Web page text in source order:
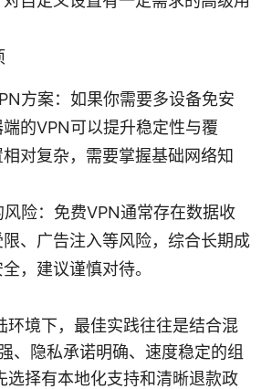
方案：如果你需要多设备免安
的VPN可以提升稳定性与覆
对复杂，需要掌握基础网络知
风险：免费VPN通常存在数据收
、广告注入等风险，综合长期成
，建议谨慎对待。
环境下，最佳实践往往是结合混
、隐私承诺明确、速度稳定的组
选择有本地化支持和清晰退款政